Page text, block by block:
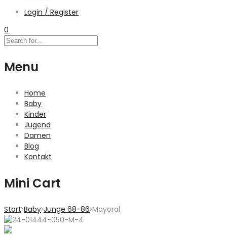
Login / Register
0
Menu
Home
Baby
Kinder
Jugend
Damen
Blog
Kontakt
Mini Cart
Start Baby Junge 68-86 Mayoral